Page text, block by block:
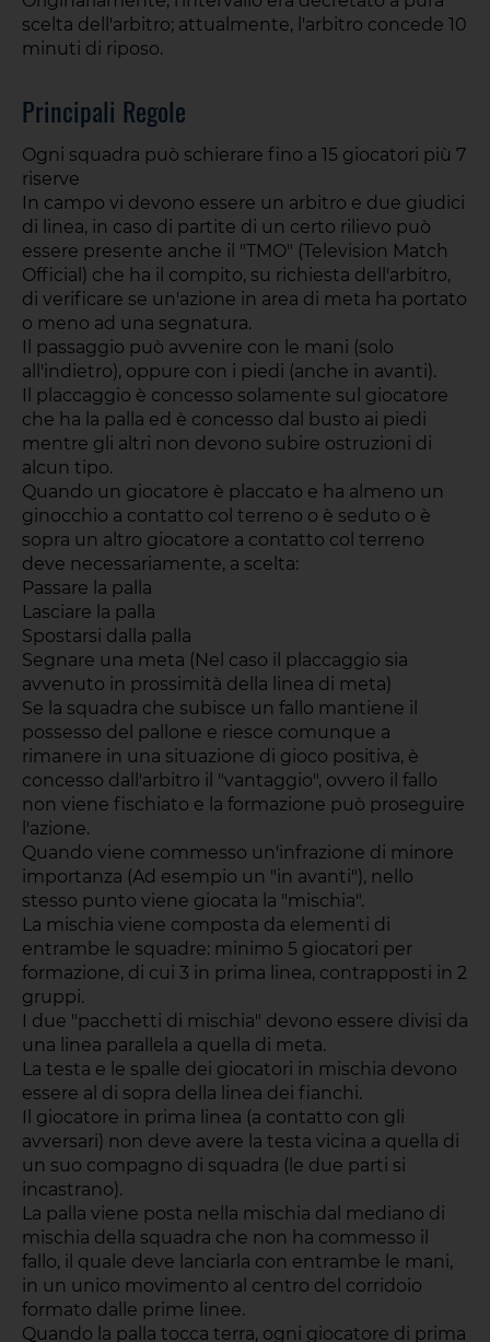
scelta dell'arbitro; attualmente, l'arbitro concede 10
minuti di riposo.
Principali Regole
Ogni squadra può schierare fino a 15 giocatori più 7
riserve
In campo vi devono essere un arbitro e due giudici
di linea, in caso di partite di un certo rilievo può
essere presente anche il "TMO" (Television Match
Official) che ha il compito, su richiesta dell'arbitro,
di verificare se un'azione in area di meta ha portato
o meno ad una segnatura.
Il passaggio può avvenire con le mani (solo
all'indietro), oppure con i piedi (anche in avanti).
Il placcaggio è concesso solamente sul giocatore
che ha la palla ed è concesso dal busto ai piedi
mentre gli altri non devono subire ostruzioni di
alcun tipo.
Quando un giocatore è placcato e ha almeno un
ginocchio a contatto col terreno o è seduto o è
sopra un altro giocatore a contatto col terreno
deve necessariamente, a scelta:
Passare la palla
Lasciare la palla
Spostarsi dalla palla
Segnare una meta (Nel caso il placcaggio sia
avvenuto in prossimità della linea di meta)
Se la squadra che subisce un fallo mantiene il
possesso del pallone e riesce comunque a
rimanere in una situazione di gioco positiva, è
concesso dall'arbitro il "vantaggio", ovvero il fallo
non viene fischiato e la formazione può proseguire
l'azione.
Quando viene commesso un'infrazione di minore
importanza (Ad esempio un "in avanti"), nello
stesso punto viene giocata la "mischia".
La mischia viene composta da elementi di
entrambe le squadre: minimo 5 giocatori per
formazione, di cui 3 in prima linea, contrapposti in 2
gruppi.
I due "pacchetti di mischia" devono essere divisi da
una linea parallela a quella di meta.
La testa e le spalle dei giocatori in mischia devono
essere al di sopra della linea dei fianchi.
Il giocatore in prima linea (a contatto con gli
avversari) non deve avere la testa vicina a quella di
un suo compagno di squadra (le due parti si
incastrano).
La palla viene posta nella mischia dal mediano di
mischia della squadra che non ha commesso il
fallo, il quale deve lanciarla con entrambe le mani,
in un unico movimento al centro del corridoio
formato dalle prime linee.
Quando la palla tocca terra, ogni giocatore di prima